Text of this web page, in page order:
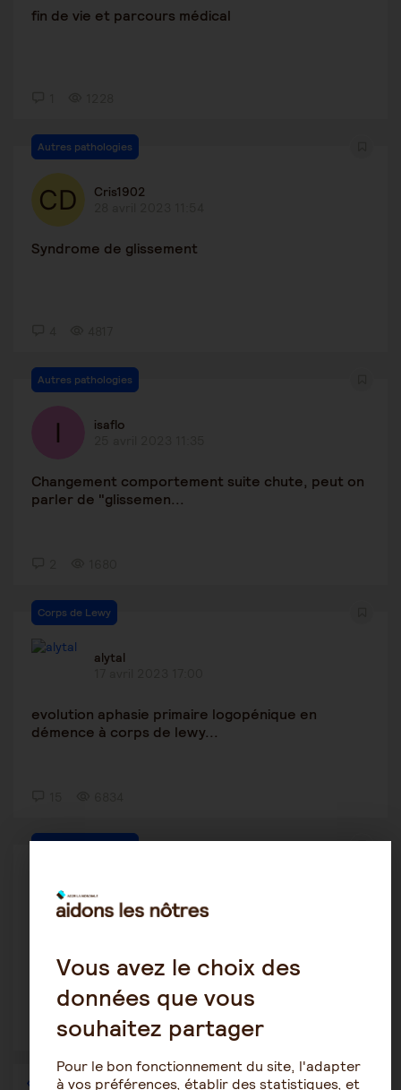
fin de vie et parcours médical
Autres pathologies
Cris1902
Syndrome de glissement
Autres pathologies
isaflo
Changement comportement suite chute, peut on
parler de "glissemen...
Corps de Lewy
alytal
evolution aphasie primaire logopénique en
démence à corps de lewy...
Autres pathologies
12 avril 2023 19:29
tout çà consiste...
7647
1 … 19 20 21 22 23 24 25 … 36
Vous avez le choix des
données que vous
souhaitez partager
Pour le bon fonctionnement du site, l'adapter
à vos préférences, établir des statistiques, et